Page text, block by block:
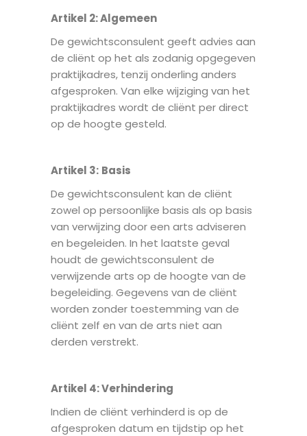
Artikel 2:Algemeen
De gewichtsconsulent geeft advies aan
de cliënt op het als zodanig opgegeven
praktijkadres, tenzij onderling anders
afgesproken. Van elke wijziging van het
praktijkadres wordt de cliënt per direct
op de hoogte gesteld.
Artikel 3: Basis
De gewichtsconsulent kan de cliënt
zowel op persoonlijke basis als op basis
van verwijzing door een arts adviseren
en begeleiden. In het laatste geval
houdt de gewichtsconsulent de
verwijzende arts op de hoogte van de
begeleiding. Gegevens van de cliënt
worden zonder toestemming van de
cliënt zelf en van de arts niet aan
derden verstrekt.
Artikel 4: Verhindering
Indien de cliënt verhinderd is op de
afgesproken datum en tijdstip op het